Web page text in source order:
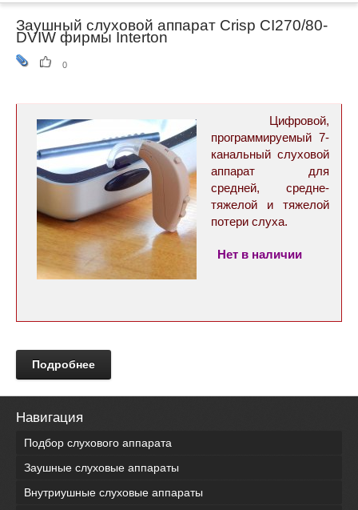
Заушный слуховой аппарат Crisp CI270/80-
DVIW фирмы Interton
0
Цифровой,
программируемый 7-
канальный cлуховой
аппарат для
средней, средне-
тяжелой и тяжелой
потери слуха.
Нет в наличии
Подробнее
Навигация
Подбор слухового аппарата
Заушные слуховые аппараты
Внутриушные слуховые аппараты